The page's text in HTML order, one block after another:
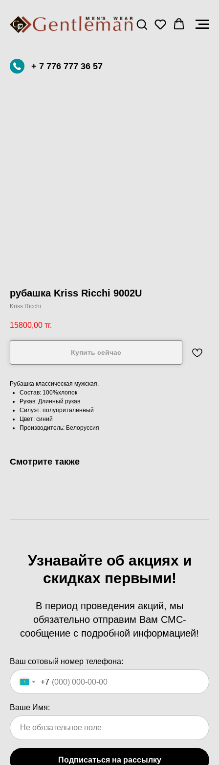
+ 7 776 777 36 57
рубашка Kriss Ricchi 9002U
Kriss Ricchi
15800,00 тг.
Купить сейчас
Рубашка классическая мужская.
Состав: 100%хлопок
Рукав: Длинный рукав
Силуэт: полуприталенный
Цвет: синий
Производитель: Белоруссия
Смотрите также
Узнавайте об акциях и
скидках первыми!
В период проведения акций, мы
обязательно отправим Вам СМС-
сообщение с подробной информацией!
Ваш сотовый номер телефона:
+7
Ваше Имя:
Подписаться на рассылку